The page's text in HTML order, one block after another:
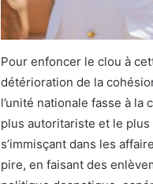
Pour enfoncer le clou à
détérioration de la
l’unité nationale fasse à
plus autoritariste et le
s’immisçant dans les
pire, en faisant des